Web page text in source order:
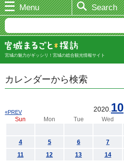
Menu Search
宮城の魅力がギッシリ！宮城の総合観光情報サイト
カレンダーから検索
2020. 10
«PREV
Sun Mon Tue Wed
4
5 6 7
11
12 13 14